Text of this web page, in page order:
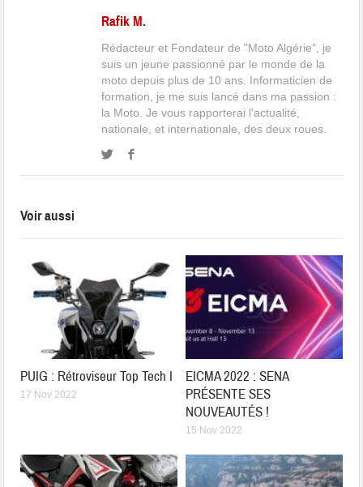
Rafik M.
Rédacteur et Fondateur de "Moto Algérie", je
suis un jeune passionné par le monde de la
moto depuis plus de 10 ans. Informaticien de
formation, je me suis lancé dans ma passion :
la Moto. Je vous rapporterai l'actualité,
nationale, et internationale, des deux roues.
Voir aussi
PUIG : Rétroviseur Top Tech I
17 Nov 2022
EICMA 2022 : SENA
PRÉSENTE SES
NOUVEAUTÉS !
15 Nov 2022